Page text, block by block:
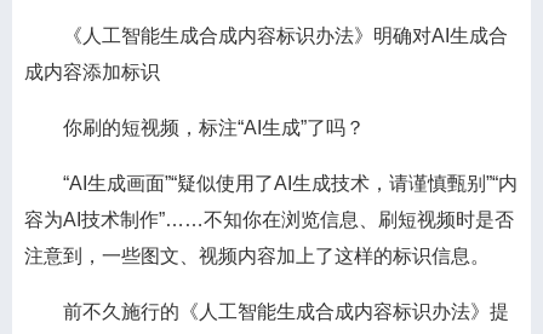
《人工智能生成合成内容标识办法》明确对AI生成合
成内容添加标识
你刷的短视频，标注“AI生成”了吗？
“AI生成画面”“疑似使用了AI生成技术，请谨慎甄别”“内
容为AI技术制作”……不知你在浏览信息、刷短视频时是否
注意到，一些图文、视频内容加上了这样的标识信息。
前不久施行的《人工智能生成合成内容标识办法》提